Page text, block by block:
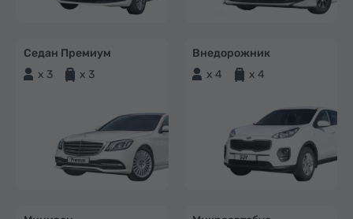
Седан Премиум
x 3
x 3
Внедорожник
x 4
x 4